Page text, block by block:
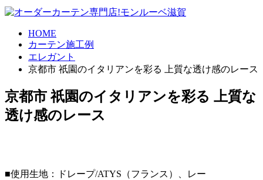
HOME
カーテン施工例
エレガント
京都市 祇園のイタリアンを彩る 上質な透け感のレース
京都市 祇園のイタリアンを彩る 上質な
透け感のレース
■使用生地：ドレープ/ATYS（フランス）、レー